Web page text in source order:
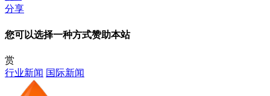
分享
您可以选择一种方式赞助本站
赏
行业新闻 国际新闻